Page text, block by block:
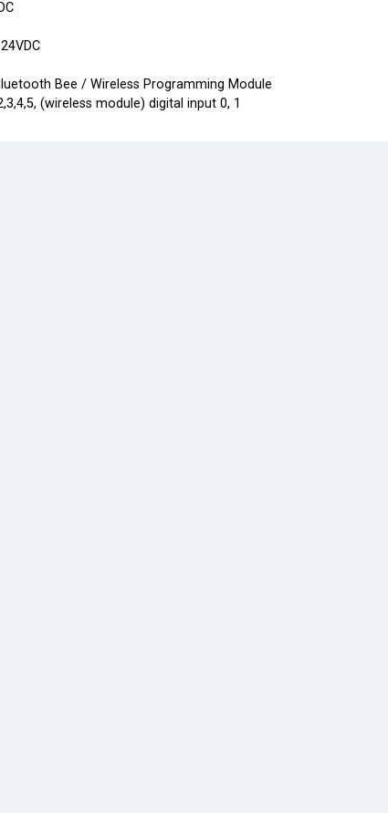
Bee / Wireless Programming Module
(wireless module) digital input 0, 1